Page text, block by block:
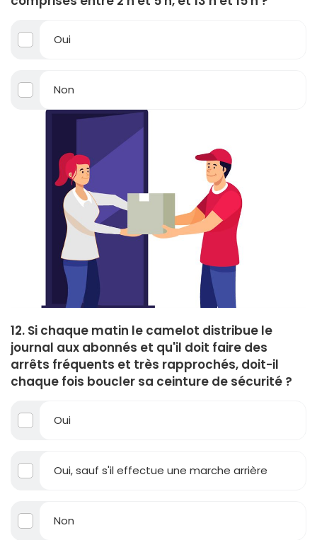
Oui
Non
12. Si chaque matin le camelot distribue le
journal aux abonnés et qu'il doit faire des
arrêts fréquents et très rapprochés, doit-il
chaque fois boucler sa ceinture de sécurité ?
Oui
Oui, sauf s'il effectue une marche arrière
Non